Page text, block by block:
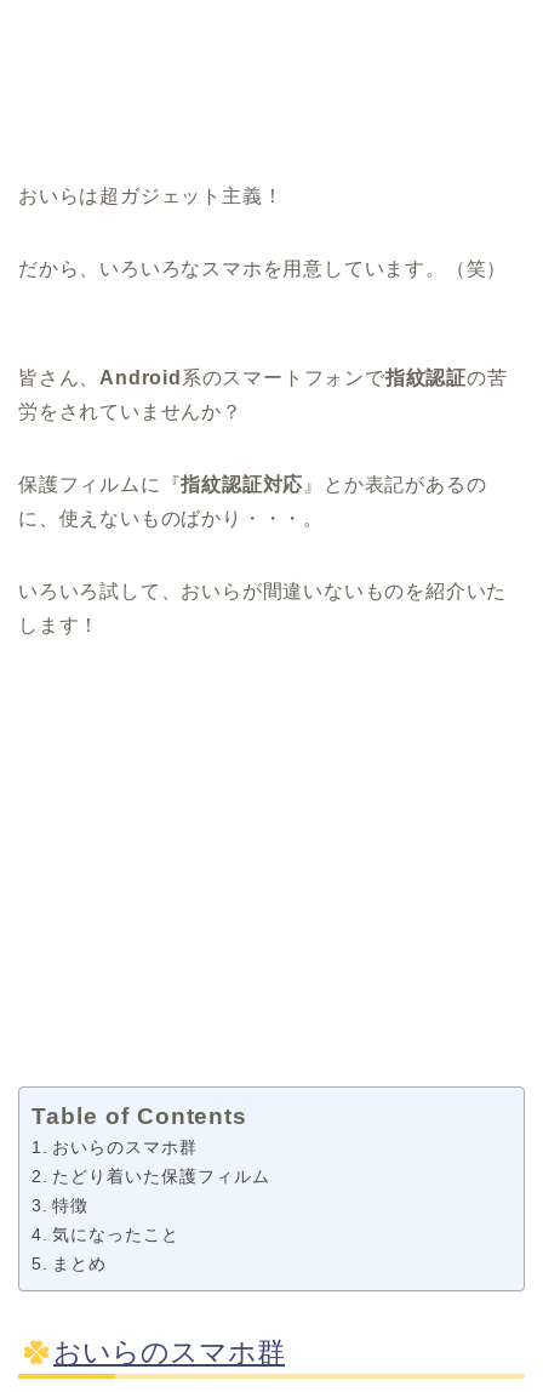
おいらは超ガジェット主義！
だから、いろいろなスマホを用意しています。（笑）
皆さん、 Android 系のスマートフォンで指紋認証の苦
労をされていませんか？
保護フィルムに『指紋認証対応 』とか表記があるの
に、使えないものばかり・・・。
いろいろ試して、おいらが間違いないものを紹介いた
します！
Table of Contents
おいらのスマホ群
たどり着いた保護フィルム
特徴
気になったこと
まとめ
おいらのスマホ群